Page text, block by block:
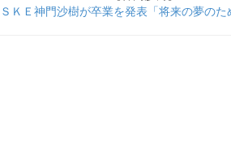
ＳＫＥ神門沙樹が卒業を発表「将来の夢の